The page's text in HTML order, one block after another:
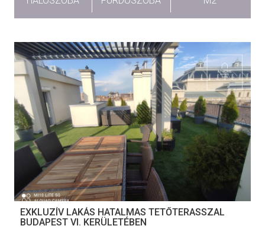
EXKLUZÍV LAKÁS HATALMAS TETŐTERASSZAL
BUDAPEST VI. KERÜLETÉBEN